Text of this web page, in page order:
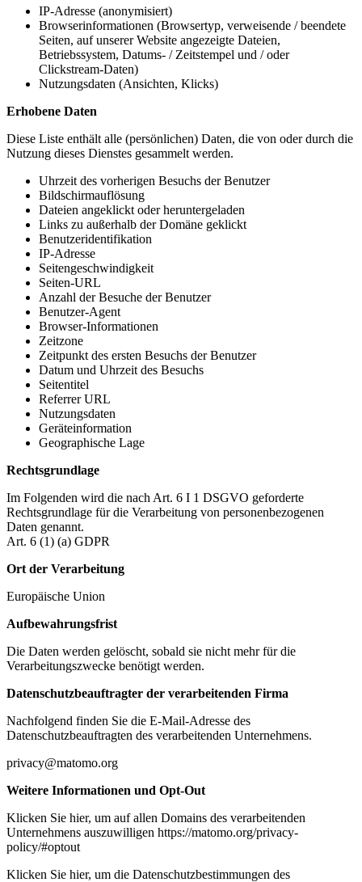
IP-Adresse (anonymisiert)
Browserinformationen (Browsertyp, verweisende / beendete
Seiten, auf unserer Website angezeigte Dateien,
Betriebssystem, Datums- / Zeitstempel und / oder
Clickstream-Daten)
Nutzungsdaten (Ansichten, Klicks)
Erhobene Daten
Diese Liste enthält alle (persönlichen) Daten, die von oder durch die
Nutzung dieses Dienstes gesammelt werden.
Uhrzeit des vorherigen Besuchs der Benutzer
Bildschirmauflösung
Dateien angeklickt oder heruntergeladen
Links zu außerhalb der Domäne geklickt
Benutzeridentifikation
IP-Adresse
Seitengeschwindigkeit
Seiten-URL
Anzahl der Besuche der Benutzer
Benutzer-Agent
Browser-Informationen
Zeitzone
Zeitpunkt des ersten Besuchs der Benutzer
Datum und Uhrzeit des Besuchs
Seitentitel
Referrer URL
Nutzungsdaten
Geräteinformation
Geographische Lage
Rechtsgrundlage
Im Folgenden wird die nach Art. 6 I 1 DSGVO geforderte
Rechtsgrundlage für die Verarbeitung von personenbezogenen
Daten genannt.
Art. 6 (1) (a) GDPR
Ort der Verarbeitung
Europäische Union
Aufbewahrungsfrist
Die Daten werden gelöscht, sobald sie nicht mehr für die
Verarbeitungszwecke benötigt werden.
Datenschutzbeauftragter der verarbeitenden Firma
Nachfolgend finden Sie die E-Mail-Adresse des
Datenschutzbeauftragten des verarbeitenden Unternehmens.
privacy@matomo.org
Weitere Informationen und Opt-Out
Klicken Sie hier, um auf allen Domains des verarbeitenden
Unternehmens auszuwilligen https://matomo.org/privacy-
policy/#optout
Klicken Sie hier, um die Datenschutzbestimmungen des